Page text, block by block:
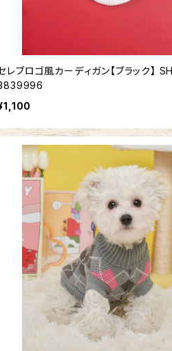
レブロゴ風カーディガン【ブラック】